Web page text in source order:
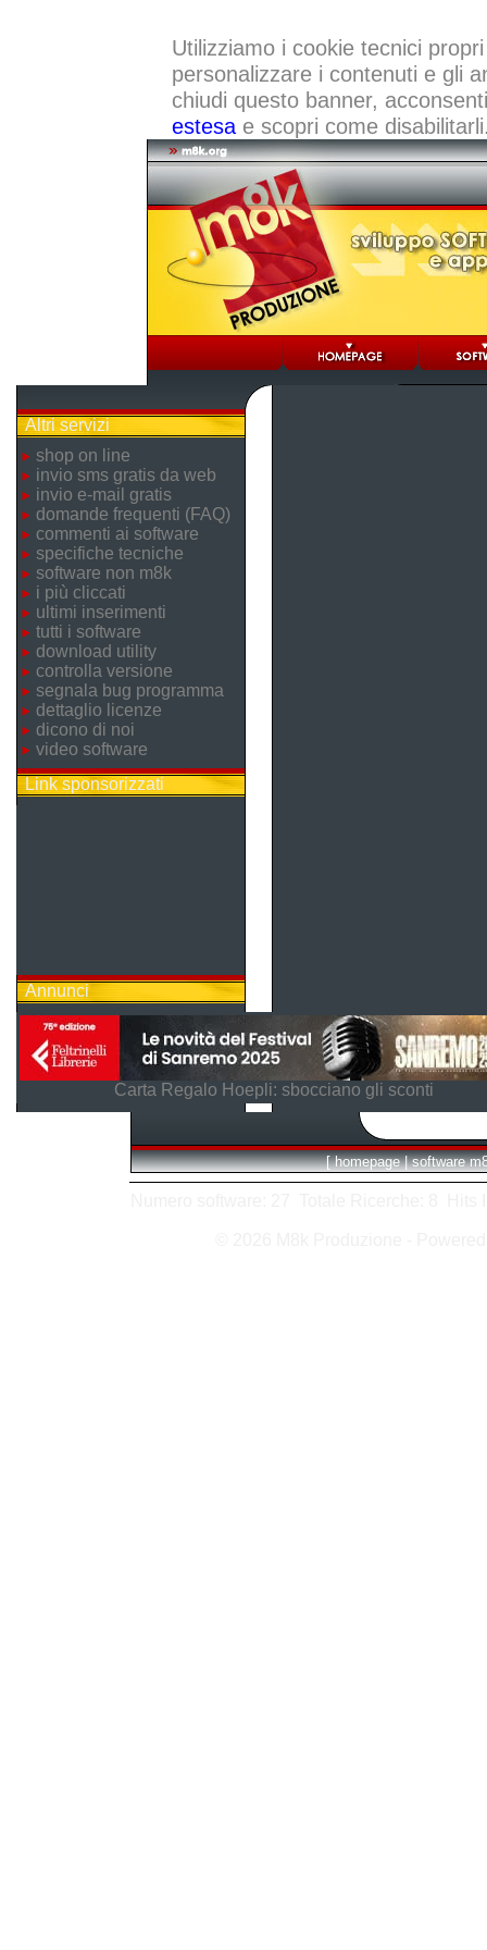
Utilizziamo i cookie tecnici
personalizzare i contenuti e gli
chiudi questo banner,
estesae scopri come
Altri servizi
shop on line
invio sms gratis da web
invio e-mail gratis
domande frequenti (FAQ)
commenti ai software
specifiche tecniche
software non m8k
i più cliccati
ultimi inserimenti
tutti i software
download utility
controlla versione
segnala bug programma
dettaglio licenze
dicono di noi
video software
Link sponsorizzati
Annunci
Carta Regalo Hoepli: sbocciano gli sconti
[ homepage | software